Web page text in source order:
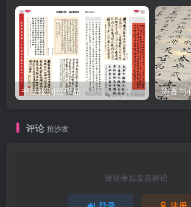
书法报刊登作品 墨香与
评论 抢沙发
请登录后发表评论